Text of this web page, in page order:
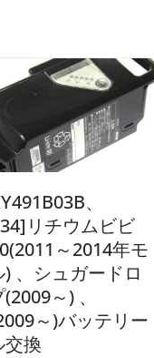
、
リチウムビビ
～2014年モ
) 、シュガードロ
～) 、
～)バッテリー
交換